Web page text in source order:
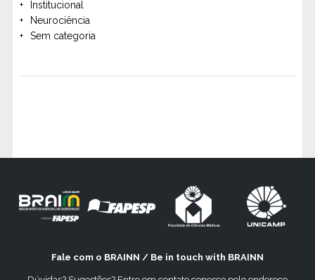
Institucional
Neurociência
Sem categoria
Fale com o BRAINN / Be in touch with BRAINN